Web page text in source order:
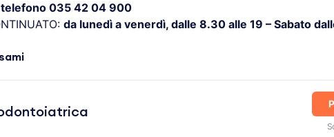
telefono 035 42 04 900
da lunedì a venerdì, dalle 8.30 alle 19 – Sabato